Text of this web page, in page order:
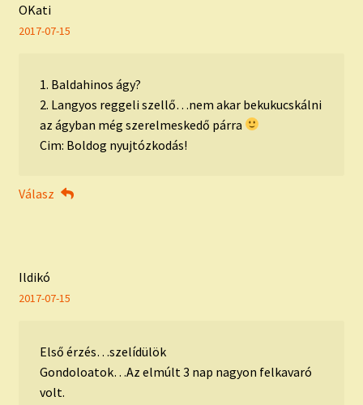
OKati
2017-07-15
1. Baldahinos ágy?
2. Langyos reggeli szellő…nem akar bekukucskálni
az ágyban még szerelmeskedő párra
Cim: Boldog nyujtózkodás!
Válasz
Ildikó
2017-07-15
Első érzés…szelídülök
Gondoloatok…Az elmúlt 3 nap nagyon felkavaró
volt.